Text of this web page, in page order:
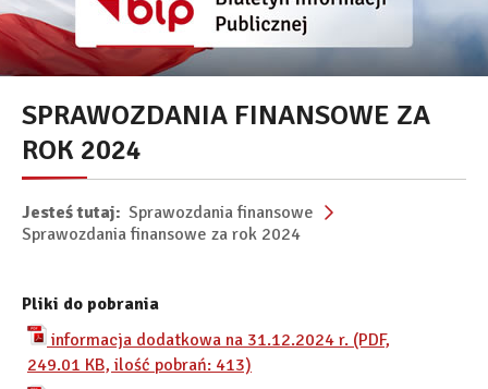
SPRAWOZDANIA FINANSOWE ZA
ROK 2024
Jesteś tutaj: Sprawozdania finansowe
Sprawozdania finansowe za rok 2024
Pliki do pobrania
informacja dodatkowa na 31.12.2024 r. (PDF,
249.01 KB, ilość pobrań: 413)